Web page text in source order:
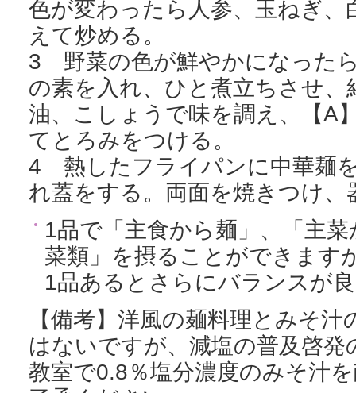
色が変わったら人参、玉ねぎ
えて炒める。
3 野菜の色が鮮やかになった
の素を入れ、ひと煮立ちさせ
油、こしょうで味を調え、【A
てとろみをつける。
4 熱したフライパンに中華麺
れ蓋をする。両面を焼きつけ
1品で「主食から麺」、「主
菜類」を摂ることができます
1品あるとさらにバランスが
【備考】洋風の麺料理とみそ
はないですが、減塩の普及啓
教室で0.8％塩分濃度のみそ汁